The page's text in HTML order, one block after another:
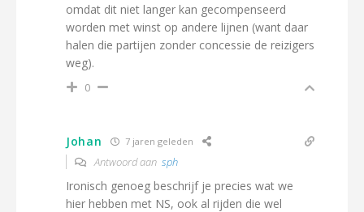
omdat dit niet langer kan gecompenseerd
worden met winst op andere lijnen (want daar
halen die partijen zonder concessie de reizigers
weg).
0
Johan 7 jaren geleden
Antwoord aan sph
Ironisch genoeg beschrijf je precies wat we
hier hebben met NS, ook al rijden die wel